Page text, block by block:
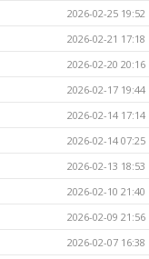
2026-02-25 19:52
2026-02-21 17:18
2026-02-20 20:16
2026-02-17 19:44
2026-02-14 17:14
2026-02-14 07:25
2026-02-13 18:53
2026-02-10 21:40
2026-02-09 21:56
2026-02-07 16:38